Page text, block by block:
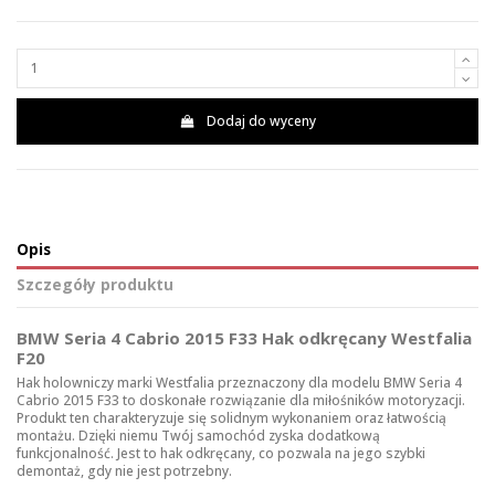
Dodaj do wyceny
Opis
Szczegóły produktu
BMW Seria 4 Cabrio 2015 F33 Hak odkręcany Westfalia
F20
Hak holowniczy marki Westfalia przeznaczony dla modelu BMW Seria 4
Cabrio 2015 F33 to doskonałe rozwiązanie dla miłośników motoryzacji.
Produkt ten charakteryzuje się solidnym wykonaniem oraz łatwością
montażu. Dzięki niemu Twój samochód zyska dodatkową
funkcjonalność. Jest to hak odkręcany, co pozwala na jego szybki
demontaż, gdy nie jest potrzebny.